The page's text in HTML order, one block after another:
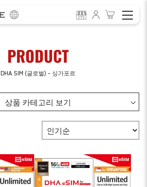
PRODUCT
DHA SIM (글로벌) - 싱가포르
상품 카테고리 보기